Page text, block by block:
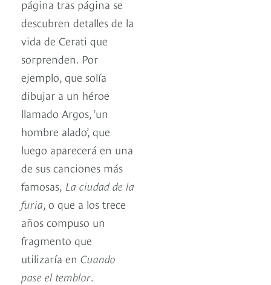
página tras página se
descubren detalles de la
vida de Cerati que
sorprenden. Por
ejemplo, que solía
dibujar a un héroe
llamado Argos, ‘un
hombre alado’, que
luego aparecerá en una
de sus canciones más
famosas, La ciudad de la
furia, o que a los trece
años compuso un
fragmento que
utilizaría en Cuando
pase el temblor.